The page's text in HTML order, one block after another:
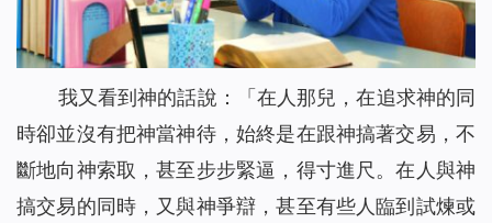
我又看到神的話說：「 在人那兒，在追求神的同
時卻並沒有把神當神待，始終是在跟神搞著交易，不
斷地向神索取，甚至步步緊逼，得寸進尺。在人與神
搞交易的同時，又與神爭辯，甚至有些人臨到試煉或